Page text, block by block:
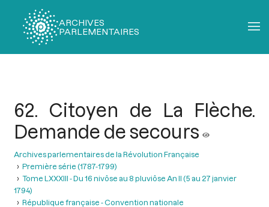
ARCHIVES
PARLEMENTAIRES
62. Citoyen de La Flèche.
Demande de secours
Archives parlementaires de la Révolution Française
Première série (1787-1799)
Tome LXXXIII - Du 16 nivôse au 8 pluviôse An II (5 au 27 janvier
1794)
République française - Convention nationale